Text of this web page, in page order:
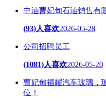
中油曹妃甸石油销售有
(93)人喜欢2026-05-28
公司招聘员工
(1081)人喜欢2026-05-20
曹妃甸福耀汽车玻璃，
位！